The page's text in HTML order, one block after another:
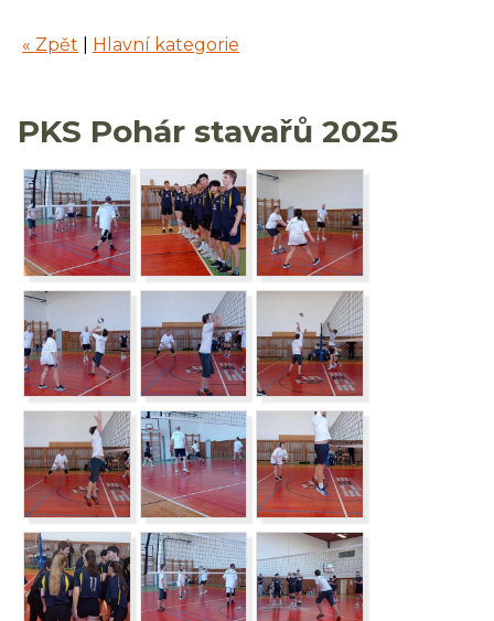
« Zpět Hlavní kategorie
PKS Pohár stavařů 2025